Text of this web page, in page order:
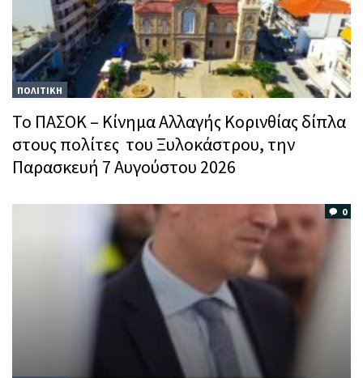
ΠΟΛΙΤΙΚΗ
Το ΠΑΣΟΚ – Κίνημα Αλλαγής Κορινθίας δίπλα
στους πολίτες του Ξυλοκάστρου, την
Παρασκευή 7 Αυγούστου 2026
0